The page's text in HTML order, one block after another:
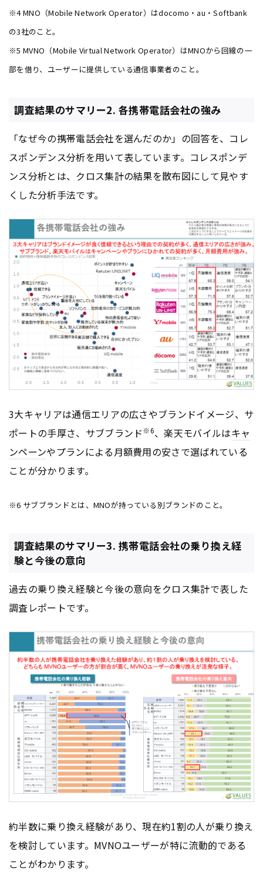
※4 MNO（Mobile Network Operator）はdocomo・au・Softbank
の3社のこと。
※5 MVNO（Mobile Virtual Network Operator）はMNOから回線の一
部を借り、ユーザーに提供している通信事業者のこと。
調査結果のサマリー2. 各携帯電話会社の強み
「なぜ今の携帯電話会社を選んだのか」の回答を、コレ
スポンデンス分析を用いて表しています。コレスポンデ
ンス分析とは、クロス集計の結果を散布図にして見やす
くした分析手法です。
3大キャリアは通信エリアの広さやブランドイメージ、サ
ポートの手厚さ、サブブランド※6、楽天モバイルはキャ
ンペーンやプランによる月額費用の安さで選ばれている
ことが分かります。
※6 サブブランドとは、MNOが持っている別ブランドのこと。
調査結果のサマリー3. 携帯電話会社の乗り換え経
験と今後の意向
過去の乗り換え経験と今後の意向をクロス集計で表した
調査レポートです。
約半数に乗り換え経験があり、現在約1割の人が乗り換え
を検討しています。MVNOユーザーが特に流動的である
ことがわかります。